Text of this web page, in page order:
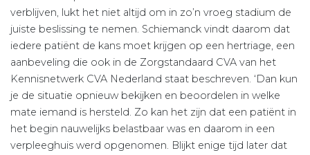
verblijven, lukt het niet altijd om in zo’n vroeg stadium de
juiste beslissing te nemen. Schiemanck vindt daarom dat
iedere patiënt de kans moet krijgen op een hertriage, een
aanbeveling die ook in de Zorgstandaard CVA van het
Kennisnetwerk CVA Nederland staat beschreven. ‘Dan kun
je de situatie opnieuw bekijken en beoordelen in welke
mate iemand is hersteld. Zo kan het zijn dat een patiënt in
het begin nauwelijks belastbaar was en daarom in een
verpleeghuis werd opgenomen. Blijkt enige tijd later dat